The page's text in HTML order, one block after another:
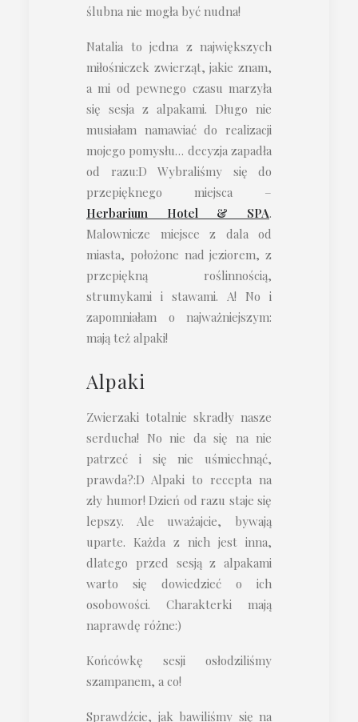
ślubna nie mogła być nudna!
Natalia to jedna z największych
miłośniczek zwierząt, jakie znam,
a mi od pewnego czasu marzyła
się sesja z alpakami. Długo nie
musiałam namawiać do realizacji
mojego pomysłu… decyzja zapadła
od razu:D Wybraliśmy się do
przepięknego miejsca –
Herbarium Hotel & SPA.
Malownicze miejsce z dala od
miasta, położone nad jeziorem, z
przepiękną roślinnością,
strumykami i stawami. A! No i
zapomniałam o najważniejszym:
mają też alpaki!
Alpaki
Zwierzaki totalnie skradły nasze
serducha! No nie da się na nie
patrzeć i się nie uśmiechnąć,
prawda?:D Alpaki to recepta na
zły humor! Dzień od razu staje się
lepszy. Ale uważajcie, bywają
uparte. Każda z nich jest inna,
dlatego przed sesją z alpakami
warto się dowiedzieć o ich
osobowości. Charakterki mają
naprawdę różne:)
Końcówkę sesji osłodziliśmy
szampanem, a co!
Sprawdźcie, jak bawiliśmy się na